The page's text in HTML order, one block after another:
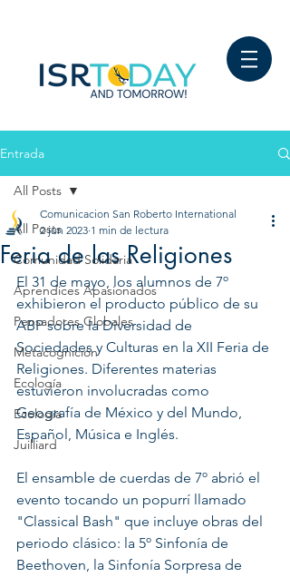
Entrada
All Posts
Comunidad Solidaria
Aprendices Apasionados
Pensadores Globales
Metacognición
Ecología
Ecología
Juilliard
All Posts
Feria de las Religiones
Comunicacion San Roberto International
2 jun 2023 1 min de lectura
El 31 de mayo, los alumnos de 7º
exhibieron el producto público de su
ABP sobre la Diversidad de
Sociedades y Culturas en la XII Feria de
Religiones. Diferentes materias
estuvieron involucradas como
Geografía de México y del Mundo,
Español, Música e Inglés.
El ensamble de cuerdas de 7º abrió el
evento tocando un popurrí llamado
"Classical Bash" que incluye obras del
periodo clásico: la 5º Sinfonía de
Beethoven, la Sinfonía Sorpresa de